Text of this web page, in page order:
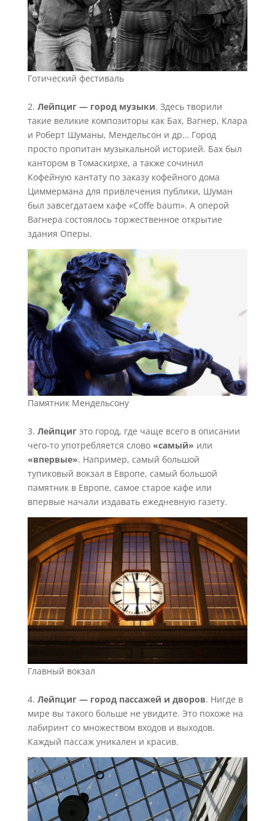
Готический фестиваль
2. Лейпциг — город музыки. Здесь творили
такие великие композиторы как Бах, Вагнер, Клара
и Роберт Шуманы, Мендельсон и др… Город
просто пропитан музыкальной историей. Бах был
кантором в Томаскирхе, а также сочинил
Кофейную кантату по заказу кофейного дома
Циммермана для привлечения публики, Шуман
был завсегдатаем кафе «Coffe baum». А оперой
Вагнера состоялось торжественное открытие
здания Оперы.
Памятник Мендельсону
3. Лейпцигэто город, где чаще всего в описании
чего-то употребляется слово «самый» или
«впервые». Например, самый большой
тупиковый вокзал в Европе, самый большой
памятник в Европе, самое старое кафе или
впервые начали издавать ежедневную газету.
Главный вокзал
4. Лейпциг — город пассажей и дворов. Нигде в
мире вы такого больше не увидите. Это похоже на
лабиринт со множеством входов и выходов.
Каждый пассаж уникален и красив.